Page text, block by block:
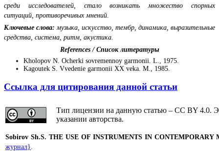
среди исследователей, стало возникать множество спорных
ситуаций, противоречивых мнений.
Ключевые слова: музыка, искусство, тембр, динамика, выразительные
средства, система, ритм, акустика.
References / Список литературы
Kholopov N. Ocherki sovremennoy garmonii. L., 1975.
Kagoutek S. Vvedeniе garmonii XX veka. M., 1985.
Ссылка для цитирования данной статьи
Тип лицензии на данную статью – CC BY 4.0.
указании авторства.
Sobirov Sh.S.THE USE OF INSTRUMENTS IN
журнал}